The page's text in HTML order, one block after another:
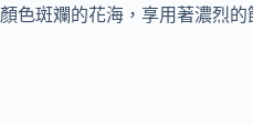
顏色斑斕的花海，享用著濃烈的